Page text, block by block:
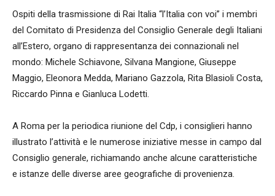
Ospiti della trasmissione di Rai Italia “l’Italia con voi” i membri
del Comitato di Presidenza del Consiglio Generale degli Italiani
all’Estero, organo di rappresentanza dei connazionali nel
mondo: Michele Schiavone, Silvana Mangione, Giuseppe
Maggio, Eleonora Medda, Mariano Gazzola, Rita Blasioli Costa,
Riccardo Pinna e Gianluca Lodetti.
A Roma per la periodica riunione del Cdp, i consiglieri hanno
illustrato l’attività e le numerose iniziative messe in campo dal
Consiglio generale, richiamando anche alcune caratteristiche
e istanze delle diverse aree geografiche di provenienza.